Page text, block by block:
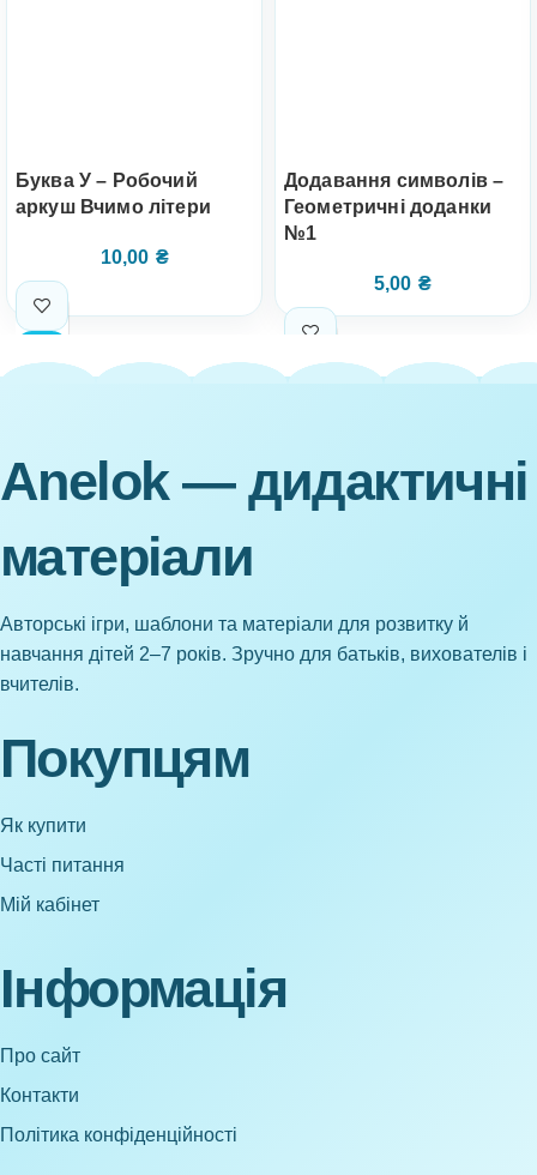
Буква У – Робочий
аркуш Вчимо літери
10,00 ₴
Додавання символів –
Геометричні доданки
№1
5,00 ₴
Anelok — дидактичні
матеріали
Авторські ігри, шаблони та матеріали для розвитку й
навчання дітей 2–7 років. Зручно для батьків, вихователів і
вчителів.
Покупцям
Як купити
Часті питання
Мій кабінет
Інформація
Про сайт
Контакти
Політика конфіденційності